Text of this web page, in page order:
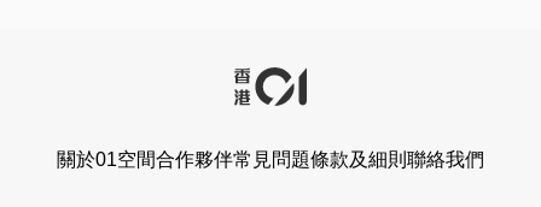
關於01空間合作夥伴常見問題條款及細則 聯絡我們